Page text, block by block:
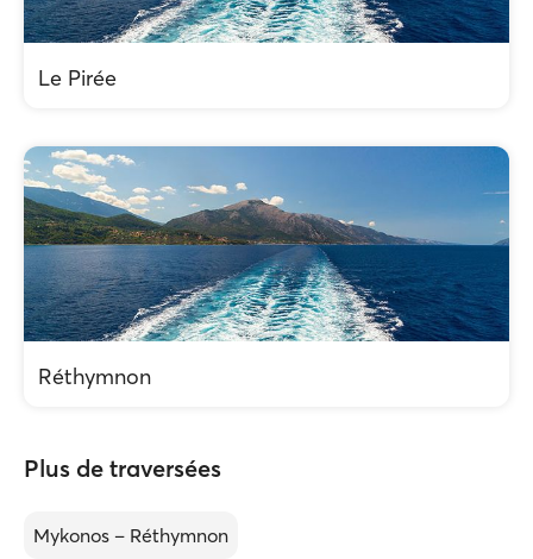
Le Pirée
Réthymnon
Plus de traversées
Mykonos – Réthymnon